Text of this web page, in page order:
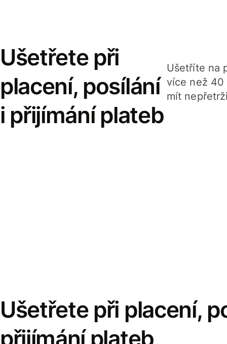
Ušetřete při
placení, posílání
i přijímání plateb
Ušetříte na
více než 40
mít
Ušetřete při placení,
přijímání plateb